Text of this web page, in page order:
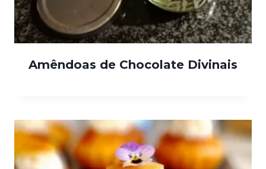
Amêndoas de Chocolate Divinais